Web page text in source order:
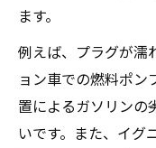
インジェ
ない時の
インジェ
ます。
例えば、プラグが濡
ョン車での燃料ポン
置によるガソリンの
いです。また、イグ